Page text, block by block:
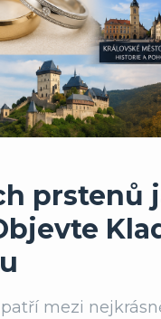
prstenů
mezi